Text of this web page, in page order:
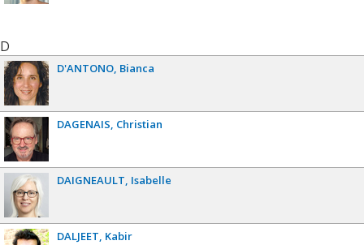
D
D'ANTONO Bianca
DAGENAIS Christian
DAIGNEAULT Isabelle
DALJEET Kabir